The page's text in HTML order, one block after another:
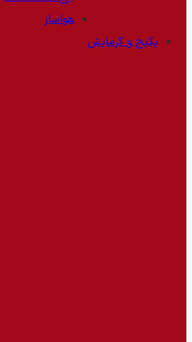
هواساز
پکیج و گرمایش